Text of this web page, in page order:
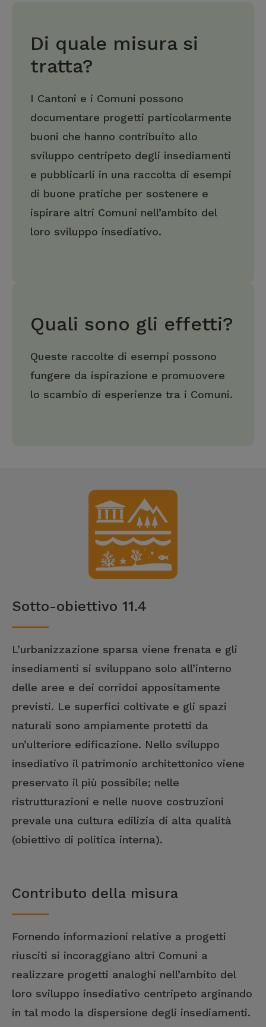
Di quale misura si
tratta?
I Cantoni e i Comuni possono
documentare progetti particolarmente
buoni che hanno contribuito allo
sviluppo centripeto degli insediamenti
e pubblicarli in una raccolta di esempi
di buone pratiche per sostenere e
ispirare altri Comuni nell’ambito del
loro sviluppo insediativo.
Quali sono gli effetti?
Queste raccolte di esempi possono
fungere da ispirazione e promuovere
lo scambio di esperienze tra i Comuni.
Sotto-obiettivo 11.4
L’urbanizzazione sparsa viene frenata e gli
insediamenti si sviluppano solo all’interno
delle aree e dei corridoi appositamente
previsti. Le superfici coltivate e gli spazi
naturali sono ampiamente protetti da
un’ulteriore edificazione. Nello sviluppo
insediativo il patrimonio architettonico viene
preservato il più possibile; nelle
ristrutturazioni e nelle nuove costruzioni
prevale una cultura edilizia di alta qualità
(obiettivo di politica interna).
Contributo della misura
Fornendo informazioni relative a progetti
riusciti si incoraggiano altri Comuni a
realizzare progetti analoghi nell’ambito del
loro sviluppo insediativo centripeto arginando
in tal modo la dispersione degli insediamenti.